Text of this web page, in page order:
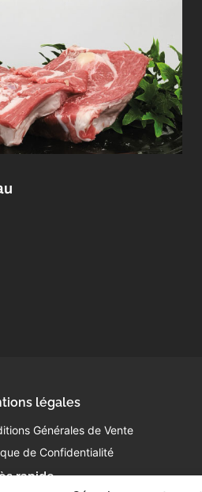
légales
Générales de Vente
de Confidentialité
rapide